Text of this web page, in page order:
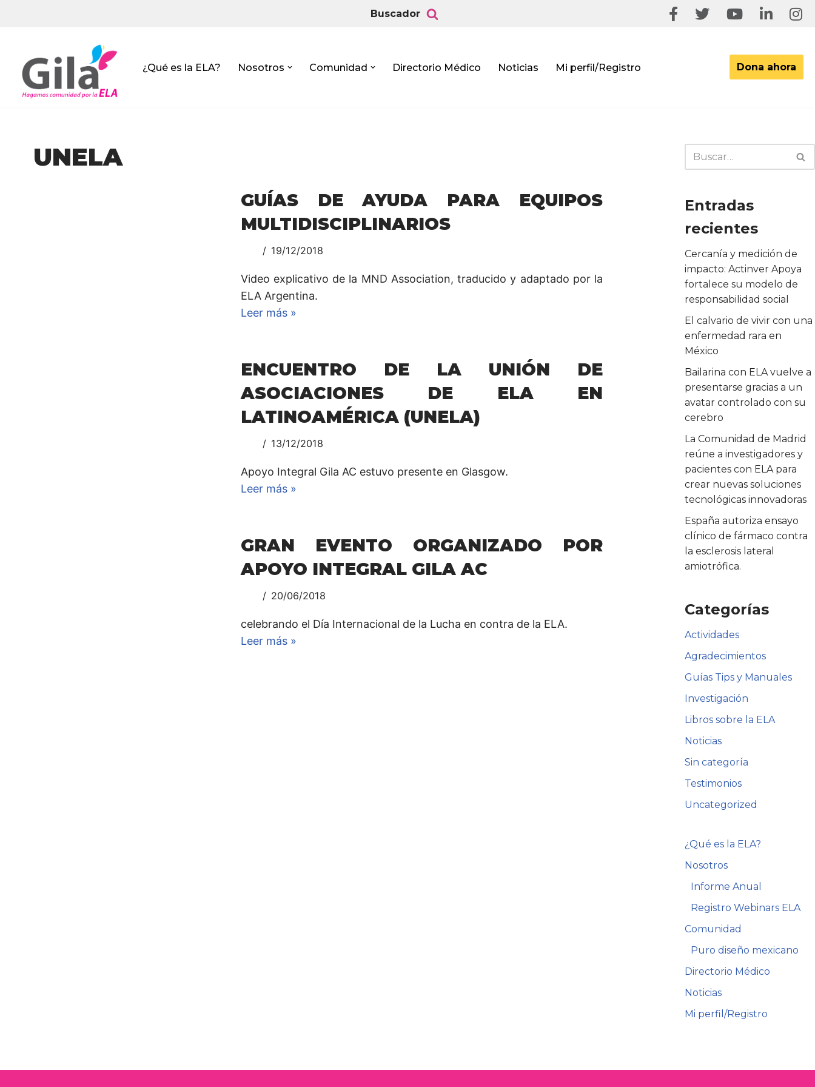
contenido
Buscador
¿Qué es la ELA? Nosotros Comunidad Directorio Médico Noticias Mi perfil/Registro Dona ahora
UNELA
GUÍAS DE AYUDA PARA EQUIPOS
MULTIDISCIPLINARIOS
19/12/2018
Video explicativo de la MND Association, traducido y adaptado por la
ELA Argentina.
Leer más »
ENCUENTRO DE LA UNIÓN DE
ASOCIACIONES DE ELA EN
LATINOAMÉRICA (UNELA)
13/12/2018
Apoyo Integral Gila AC estuvo presente en Glasgow.
Leer más »
GRAN EVENTO ORGANIZADO POR
APOYO INTEGRAL GILA AC
20/06/2018
celebrando el Día Internacional de la Lucha en contra de la ELA.
Leer más »
Entradas
recientes
Cercanía y medición de
impacto: Actinver Apoya
fortalece su modelo de
responsabilidad social
El calvario de vivir con una
enfermedad rara en
México
Bailarina con ELA vuelve a
presentarse gracias a un
avatar controlado con su
cerebro
La Comunidad de Madrid
reúne a investigadores y
pacientes con ELA para
crear nuevas soluciones
tecnológicas innovadoras
España autoriza ensayo
clínico de fármaco contra
la esclerosis lateral
amiotrófica.
Categorías
Actividades
Agradecimientos
Guías Tips y Manuales
Investigación
Libros sobre la ELA
Noticias
Sin categoría
Testimonios
Uncategorized
¿Qué es la ELA?
Nosotros
Informe Anual
Registro Webinars ELA
Comunidad
Puro diseño mexicano
Directorio Médico
Noticias
Mi perfil/Registro